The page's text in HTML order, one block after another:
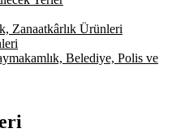
Zanaatkârlık Ürünleri
Belediye, Polis ve